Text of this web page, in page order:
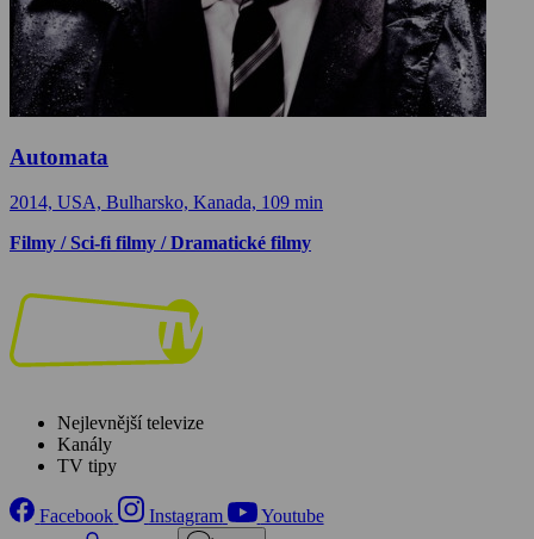
Automata
2014, USA, Bulharsko, Kanada, 109 min
Filmy / Sci-fi filmy / Dramatické filmy
Nejlevnější televize
Kanály
TV tipy
Facebook Instagram Youtube